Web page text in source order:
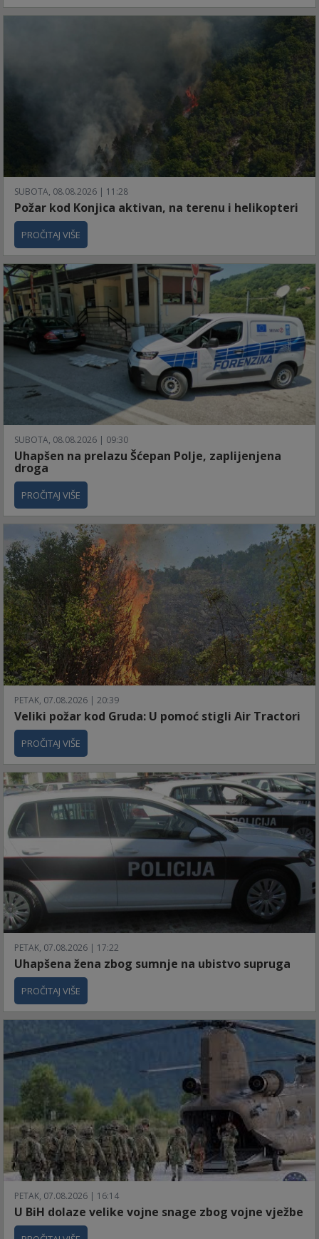
SUBOTA, 08.08.2026 | 11:28
Požar kod Konjica aktivan, na terenu i helikopteri
PROČITAJ VIŠE
SUBOTA, 08.08.2026 | 09:30
Uhapšen na prelazu Šćepan Polje, zaplijenjena
droga
PROČITAJ VIŠE
PETAK, 07.08.2026 | 20:39
Veliki požar kod Gruda: U pomoć stigli Air Tractori
PROČITAJ VIŠE
PETAK, 07.08.2026 | 17:22
Uhapšena žena zbog sumnje na ubistvo supruga
PROČITAJ VIŠE
PETAK, 07.08.2026 | 16:14
U BiH dolaze velike vojne snage zbog vojne vježbe